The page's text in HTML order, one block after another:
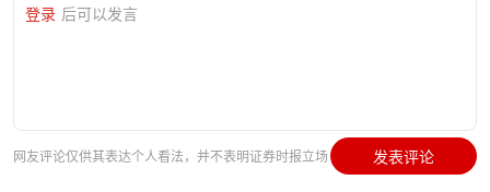
登录 后可以发言
网友评论仅供其表达个人看法，并不表明证券时报立场 发表评论